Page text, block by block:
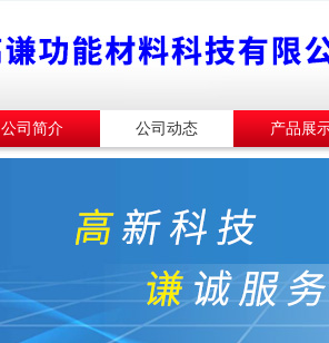
公司简介 公司动态 产品展